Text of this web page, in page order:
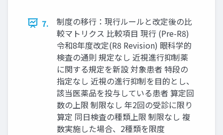
7.
制度の移行：現行ルールと改定後の比
較マトリクス 比較項目 現行 (Pre-R8)
令和8年度改定(R8 Revision) 眼科学的
検査の通則 規定なし 近視進行抑制薬
に関する規定を新設 対象患者 特段の
指定なし 近視の進行抑制を目的とし、
該当医薬品を投与している患者 算定回
数の上限 制限なし 年2回の受診に限り
算定 同日検査の種類上限 制限なし 複
数実施した場合、2種類を限度